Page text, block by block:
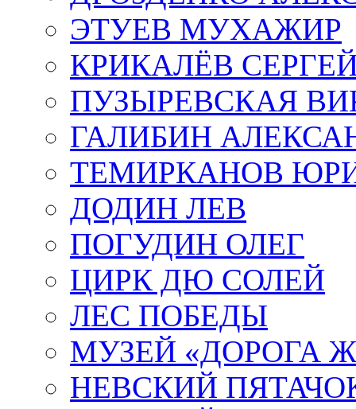
ЭТУЕВ МУХАЖИР
КРИКАЛЁВ
ПУЗЫРЕВСКАЯ
ГАЛИБИН
ТЕМИРКАНОВ
ДОДИН ЛЕВ
ПОГУДИН ОЛЕГ
ЦИРК ДЮ СОЛЕЙ
ЛЕС ПОБЕДЫ
МУЗЕЙ «ДОРОГА
НЕВСКИЙ